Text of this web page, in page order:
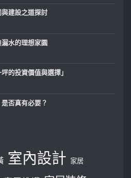
建設之道探討
水的理想家園
的投資價值與選擇」
否真有必要？
室內設計 家居